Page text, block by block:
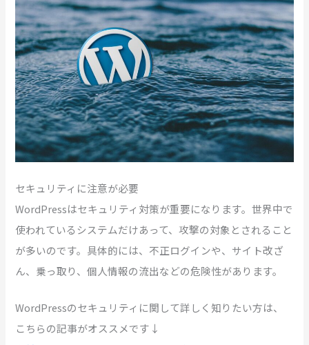
セキュリティに注意が必要
WordPressはセキュリティ対策が重要になります。世界中で
使われているシステムだけあって、攻撃の対象とされること
が多いのです。具体的には、不正ログインや、サイト改ざ
ん、乗っ取り、個人情報の流出などの危険性があります。
WordPressのセキュリティに関して詳しく知りたい方は、
こちらの記事がオススメです↓